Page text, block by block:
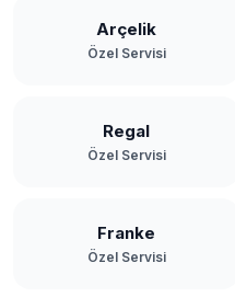
Yassıören
Yeniköy
Arçelik
Özel Servisi
Regal
Özel Servisi
Franke
Özel Servisi